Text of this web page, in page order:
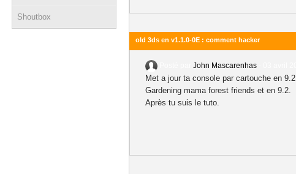
Shoutbox
old 3ds en v1.1.0-0E : comment hacker
John Mascarenhas
Met a jour ta console par cartouche en 9.2
Gardening mama forest friends et en 9.2.
Après tu suis le tuto.